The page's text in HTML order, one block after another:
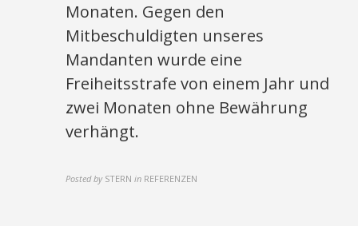
Monaten. Gegen den
Mitbeschuldigten unseres
Mandanten wurde eine
Freiheitsstrafe von einem Jahr und
zwei Monaten ohne Bewährung
verhängt.
Posted by STERN in REFERENZEN